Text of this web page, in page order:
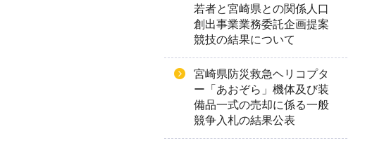
若者と宮崎県との関係人口
創出事業業務委託企画提案
競技の結果について
宮崎県防災救急ヘリコプタ
ー「あおぞら」機体及び装
備品一式の売却に係る一般
競争入札の結果公表